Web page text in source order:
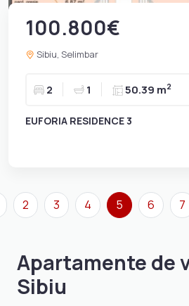
100.800€
Sibiu, Selimbar
2 1 50.39 m2
EUFORIA RESIDENCE 3
2 3 4 5 6 7
Apartamente de
Sibiu